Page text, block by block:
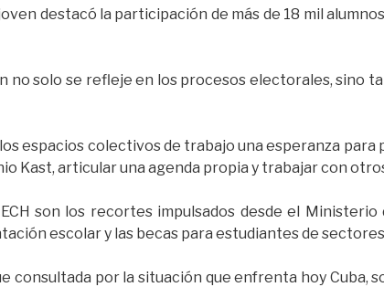
destacó la participación de más de 18 mil
no solo se refleje en los procesos electorales, sino
espacios colectivos de trabajo una esperanza
Kast, articular una agenda propia y trabajar con
son los recortes impulsados desde el Ministerio
escolar y las becas para estudiantes de
consultada por la situación que enfrenta hoy Cuba,